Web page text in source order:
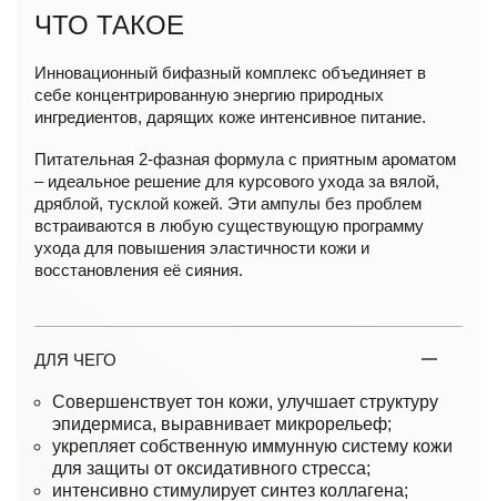
ЧТО ТАКОЕ
Инновационный бифазный комплекс объединяет в
себе концентрированную энергию природных
ингредиентов, дарящих коже интенсивное питание.
Питательная 2-фазная формула с приятным ароматом
– идеальное решение для курсового ухода за вялой,
дряблой, тусклой кожей. Эти ампулы без проблем
встраиваются в любую существующую программу
ухода для повышения эластичности кожи и
восстановления её сияния.
ДЛЯ ЧЕГО
Совершенствует тон кожи, улучшает структуру
эпидермиса, выравнивает микрорельеф;
укрепляет собственную иммунную систему кожи
для защиты от оксидативного стресса;
интенсивно стимулирует синтез коллагена;